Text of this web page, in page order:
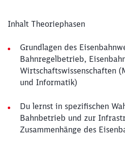
Inhalt Theoriephasen
Grundlagen des
Bahnregelbetrieb,
Wirtschaftswissenschaften
und Informatik)
Du lernst in spezifischen
Bahnbetrieb und zur
Zusammenhänge des